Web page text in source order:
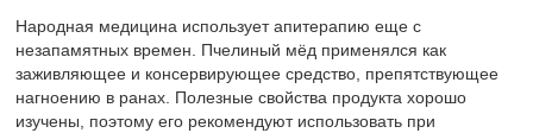
Народная медицина использует апитерапию еще с
незапамятных времен. Пчелиный мёд применялся как
заживляющее и консервирующее средство, препятствующее
нагноению в ранах. Полезные свойства продукта хорошо
изучены, поэтому его рекомендуют использовать при